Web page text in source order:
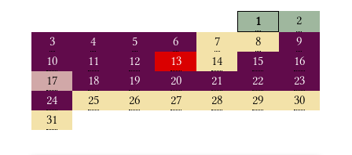
1
2
3
4 5 6 7 8
9
10
11 12 13 14 15
16
17
18 19 20 21 22
23
24
25 26 27 28 29
30
31